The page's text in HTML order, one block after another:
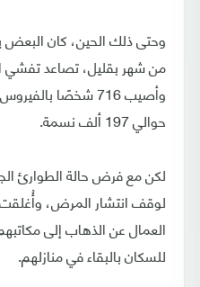
وحتى ذلك الحين، كان البعض
من شهر بقليل، تصاعد تفشي
وأصيب 716 شخصًا
حوالي 197 ألف نسمة.
لكن مع فرض حالة الطوارئ
لوقف انتشار المرض،
العمال عن الذهاب إلى
للسكان بالبقاء في منازلهم.